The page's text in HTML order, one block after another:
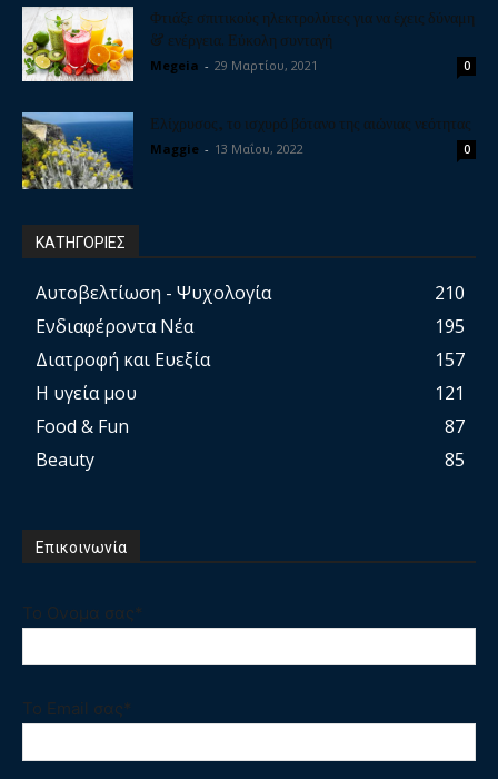
Φτιάξε σπιτικούς ηλεκτρολύτες για να έχεις δύναμη
& ενέργεια. Εύκολη συνταγή
Megeia - 29 Μαρτίου, 2021 0
Ελίχρυσος, το ισχυρό βότανο της αιώνιας νεότητας
Maggie - 13 Μαΐου, 2022 0
ΚΑΤΗΓΟΡΙΕΣ
Αυτοβελτίωση - Ψυχολογία
210
Ενδιαφέροντα Νέα
195
Διατροφή και Ευεξία
157
Η υγεία μου
121
Food & Fun
87
Beauty
85
Επικοινωνία
Το Ονομα σας*
Το Email σας*